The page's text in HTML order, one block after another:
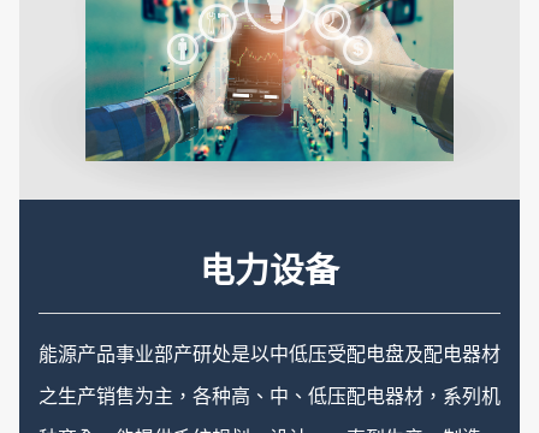
低压开关
电力设备
能源产品事业部产研处是以中低压受配电盘及配电器材
之生产销售为主，各种高、中、低压配电器材，系列机
发电机
高压开关